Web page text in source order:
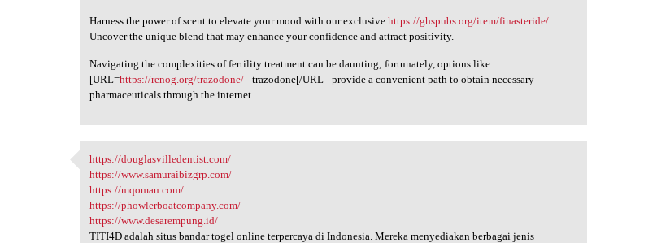
Harness the power of scent to elevate your mood with our exclusivehttps://ghspubs.org/item/finasteride/
Uncover the unique blend that may enhance your confidence and attract positivity.
Navigating the complexities of fertility treatment can be daunting; fortunately, options like
[URL=https://renog.org/trazodone/ - trazodone[/URL - provide a convenient path to obtain necessary
pharmaceuticals through the internet.
https://douglasvilledentist
https://douglasvilledentist.com/
https://www.samuraibizgrp.com/
https://mqoman.com/
https://phowlerboatcompany.com/
https://www.desarempung.id/
TITI4D adalah situs bandar togel online terpercaya di Indonesia. Mereka menyediakan berbagai jenis